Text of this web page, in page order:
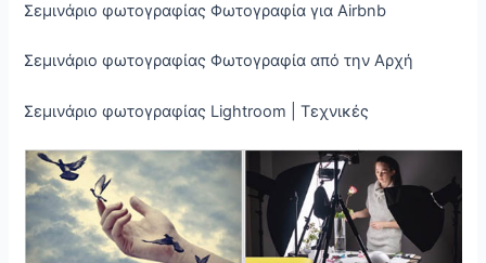
Σεμινάριο φωτογραφίας Φωτογραφία για Airbnb
Σεμινάριο φωτογραφίας Φωτογραφία από την Αρχή
Σεμινάριο φωτογραφίας Lightroom | Τεχνικές